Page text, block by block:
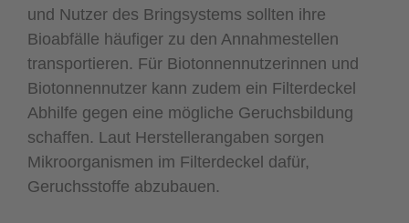
und Nutzer des Bringsystems sollten ihre
Bioabfälle häufiger zu den Annahmestellen
transportieren. Für Biotonnennutzerinnen und
Biotonnennutzer kann zudem ein Filterdeckel
Abhilfe gegen eine mögliche Geruchsbildung
schaffen. Laut Herstellerangaben sorgen
Mikroorganismen im Filterdeckel dafür,
Geruchsstoffe abzubauen.